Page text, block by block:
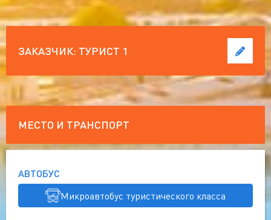
ЗАКАЗЧИК: ТУРИСТ 1
МЕСТО И ТРАНСПОРТ
АВТОБУС
Микроавтобус туристического класса